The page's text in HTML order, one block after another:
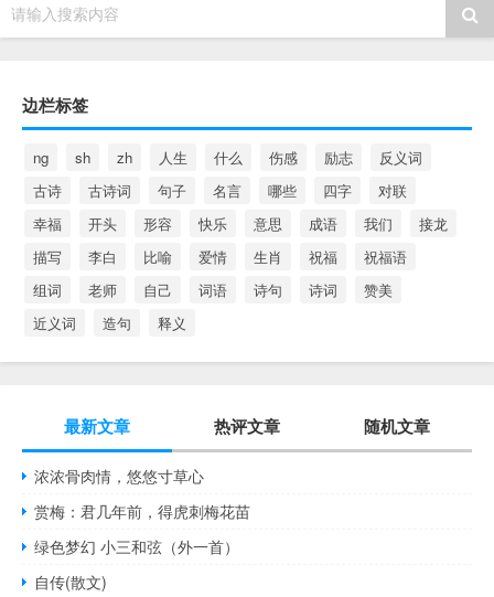
请输入搜索内容
边栏标签
ng sh zh 人生 什么 伤感 励志
反义词
古诗
古诗词 句子 名言 哪些 四字
对联
幸福
开头 形容 快乐 意思 成语 我们
接龙
描写
李白 比喻 爱情 生肖 祝福
祝福语
组词
老师 自己 词语 诗句 诗词
赞美
近义词
造句 释义
最新文章 热评文章 随机文章
浓浓骨肉情，悠悠寸草心
赏梅：君几年前，得虎刺梅花苗
绿色梦幻 小三和弦（外一首）
自传(散文)